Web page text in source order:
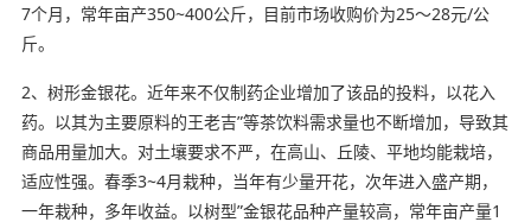
7个月，常年亩产350~400公斤，目前市场收购价为25～28元/公
斤。
2、树形金银花。近年来不仅制药企业增加了该品的投料，以花入
药。以其为主要原料的王老吉”等茶饮料需求量也不断增加，导致其
商品用量加大。对土壤要求不严，在高山、丘陵、平地均能栽培，
适应性强。春季3~4月栽种，当年有少量开花，次年进入盛产期，
一年栽种，多年收益。以树型”金银花品种产量较高，常年亩产量1